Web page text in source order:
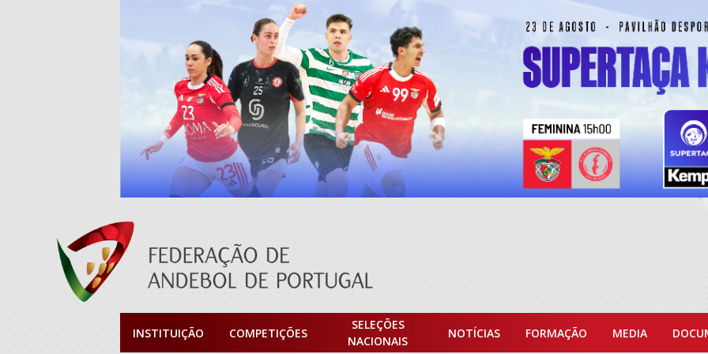
INSTITUIÇÃO COMPETIÇÕES
SELEÇÕES
NACIONAIS
NOTÍCIAS FORMAÇÃO MEDIA